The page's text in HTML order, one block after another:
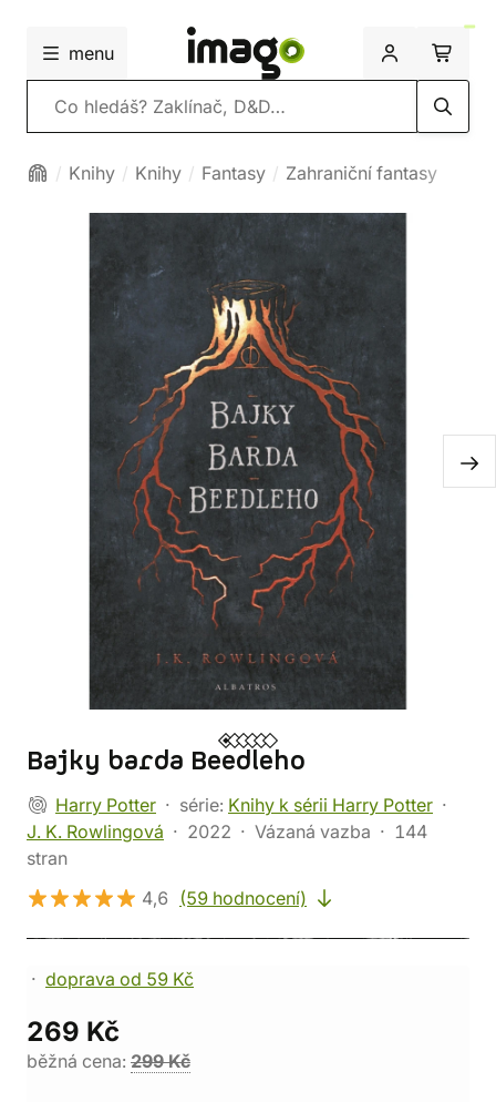
menu
Vyhledávání
Knihy Knihy Fantasy Zahraniční fantasy
Bajky barda Beedleho
Harry Potter série: Knihy k sérii Harry Potter
J. K. Rowlingová
2022 Vázaná vazba
144
stran
4,6
(59 hodnocení)
doprava od 59 Kč
269 Kč
běžná cena: 299 Kč